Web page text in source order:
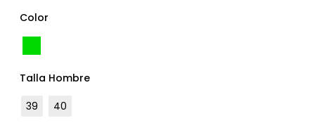
Color
Talla Hombre
39
40